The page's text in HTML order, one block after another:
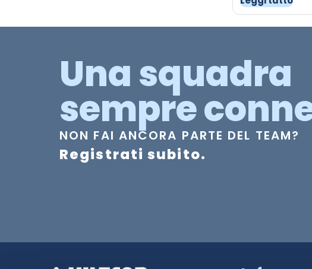
Una squadra
sempre
NON FAI ANCORA PARTE DEL TEAM?
Registrati subito.